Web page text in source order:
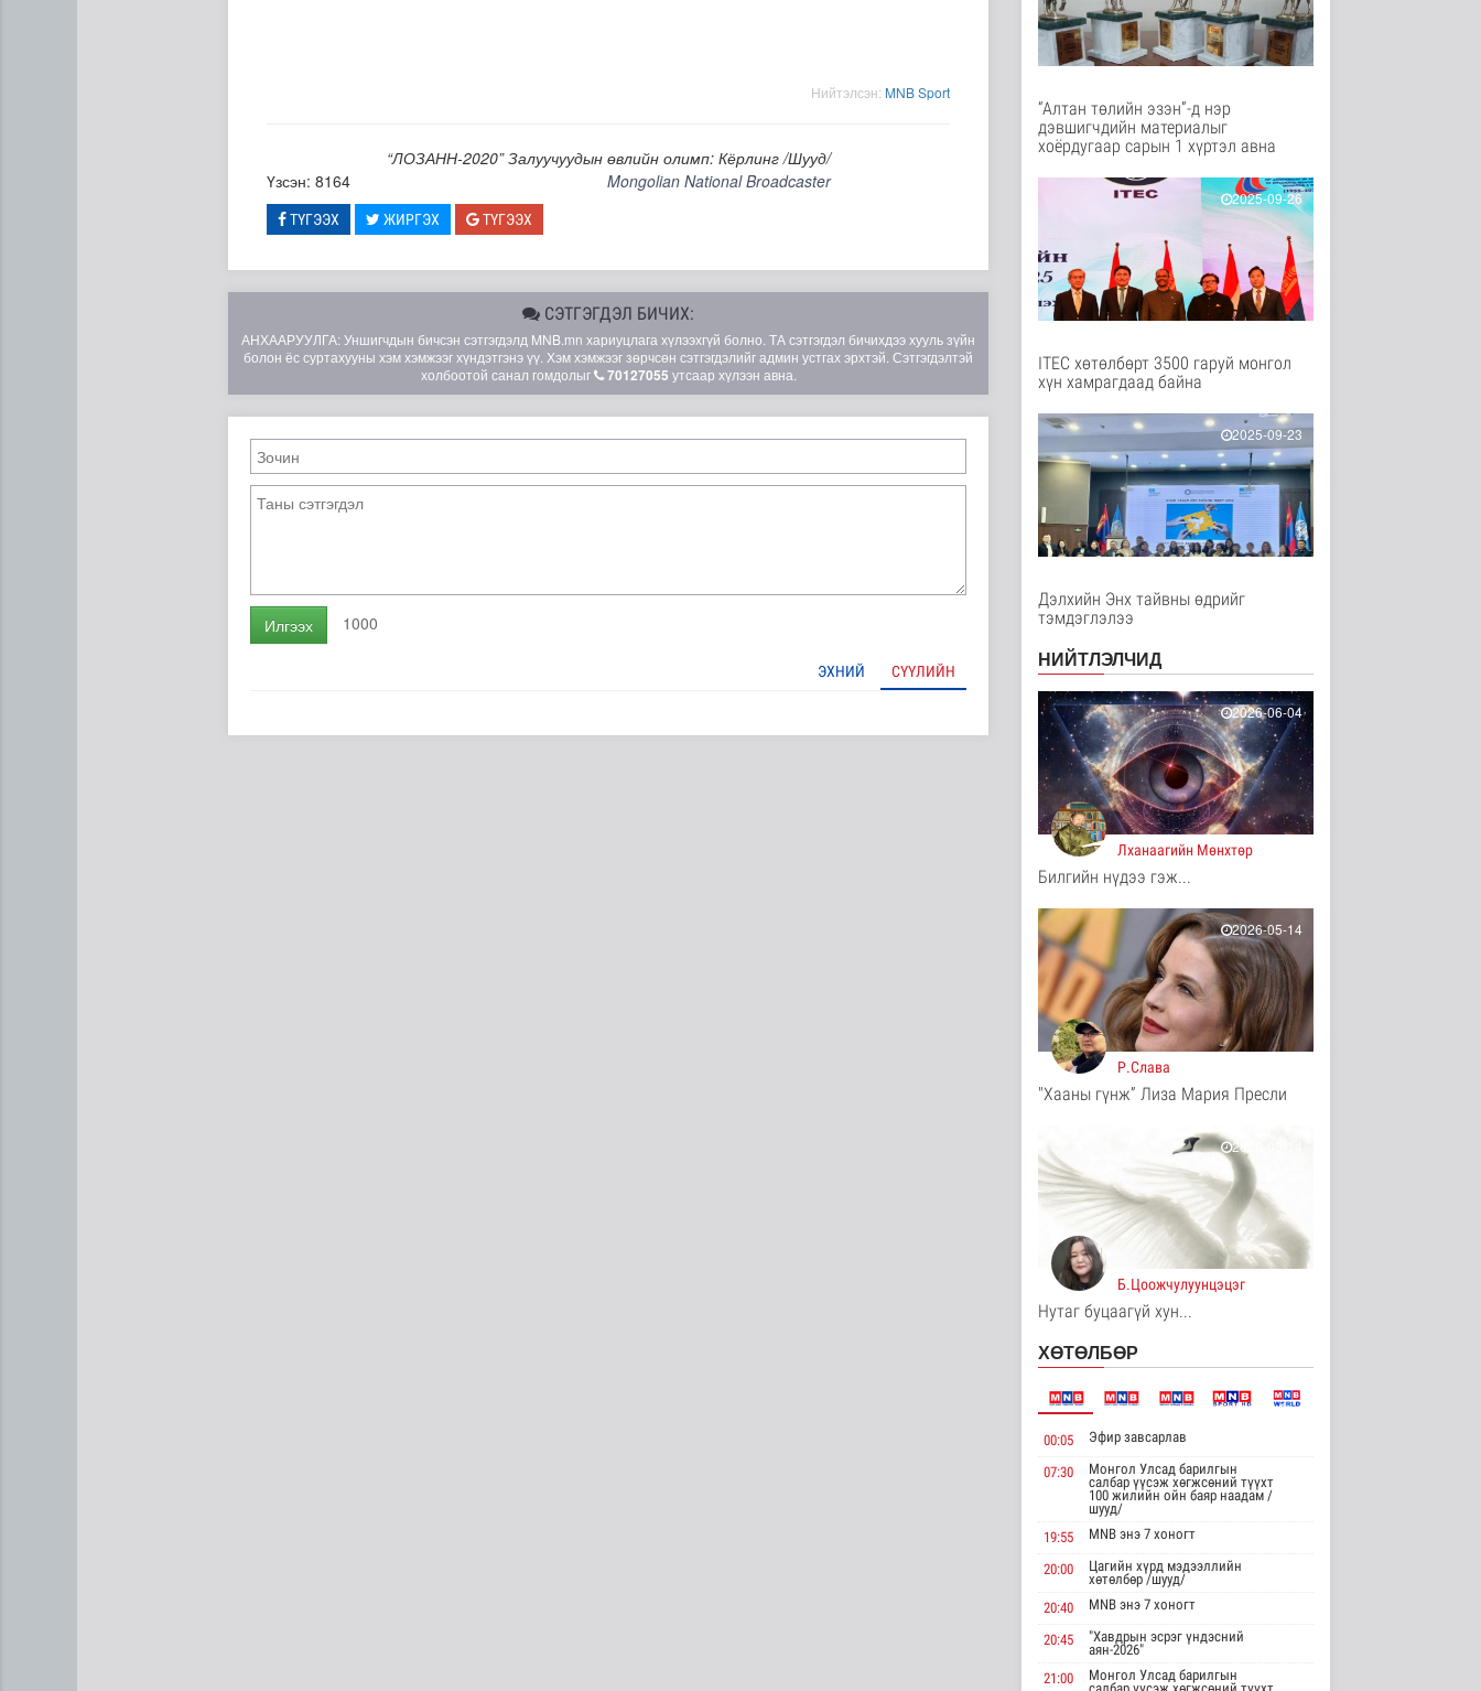
Нийтэлсэн: MNB Sport
“ЛОЗАНН-2020” Залуучуудын өвлийн олимп: Кёрлинг /Шууд/
Үзсэн: 8164
Mongolian National Broadcaster
ТҮГЭЭХ ЖИРГЭХ ТҮГЭЭХ
СЭТГЭГДЭЛ БИЧИХ:
АНХААРУУЛГА: Уншигчдын бичсэн сэтгэгдэлд MNB.mn хариуцлага хүлээхгүй болно. ТА сэтгэгдэл бичихдээ хууль зүйн
болон ёс суртахууны хэм хэмжээг хүндэтгэнэ үү. Хэм хэмжээг зөрчсөн сэтгэгдэлийг админ устгах эрхтэй. Сэтгэгдэлтэй
холбоотой санал гомдолыг
70127055 утсаар хүлээн авна.
Илгээх 1000
ЭХНИЙ СҮҮЛИЙН
9 цаг 42 минутын өмнө
“COP Time”-ийн
өргөтгөсөн хуралдаан
Байгаль орчин
10 цаг 49 минутын өмнө
метр урт гүүр барьж
байна
10 цаг 4 минутын өмнө
Төслийн эхний 87 км-
ээс цааш үргэлжлэх
хэсгүүдэд..
10 цаг 14 минутын өмнө
аас сар бүр 12-15
мянган тонн..
Улс төр
10 цаг 20 минутын өмнө
Газар чөлөөлөлт, нөхөн
олговрын асуудлыг
хуулийн..
10 цаг 23 минутын өмнө
могойд хатгуулахаас
сэрэмжлээрэй
Эрүүл мэнд
13 цаг 30 минутын өмнө
Ц.Идэрбат: Мал
эмнэлгийн салбарын
өрсөлдөх чадва..
Нийгэм
13 цаг 39 минутын өмнө
салбарт “Oxus Metals
Улс төр
13 цаг 54 минутын өмнө
COP17 хурлын үеэр
"Нарантуул",
"Дүнжингарав" худ..
Нийгэм
13 цаг 1 минутын өмнө
Европ дахь "Монгол гэр"
Энтертайнмент
13 цаг 10 минутын өмнө
Унгар Улс эрчим хүчээ
хэмнэх зорилгоор
хязгаарла..
Дэлхийд
13 цаг 24 минутын өмнө
жолооны болон..
Нийгэм
13 цаг 29 минутын өмнө
баатарлаг тууль" эрдэм
шин..
Танин мэдэхүй
14 цаг 40 минутын өмнө
МҮОНРТ-ийн Үндэсний
зөвлөлийн даргаар
Н.Монсор д..
14 цаг 44 минутын өмнө
АНУ полисиликон
“Алтан төлийн эзэн”-д нэр
дэвшигчдийн материалыг
хоёрдугаар сарын 1 хүртэл авна
2025-09-26
ITEC хөтөлбөрт 3500 гаруй монгол
хүн хамрагдаад байна
2025-09-23
Дэлхийн Энх тайвны өдрийг
тэмдэглэлээ
НИЙТЛЭЛЧИД
2026-06-04
Лханаагийн Мөнхтөр
Билгийн нүдээ гэж...
2026-05-14
Р.Слава
"Хааны гүнж” Лиза Мария Пресли
2026-05-14
Б.Цоожчулуунцэцэг
Нутаг буцаагүй хун...
ХӨТӨЛБӨР
00:05 Эфир завсарлав
07:30
Монгол Улсад барилгын
салбар үүсэж хөгжсөний түүхт
100 жилийн ойн баяр наадам /
шууд/
19:55
MNB энэ 7 хоногт
20:00
Цагийн хүрд мэдээллийн
хөтөлбөр /шууд/
20:40
MNB энэ 7 хоногт
20:45
"Хавдрын эсрэг үндэсний
аян-2026"
21:00
Монгол Улсад барилгын